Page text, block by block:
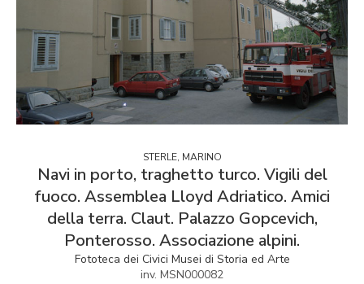
STERLE, MARINO
Navi in porto, traghetto turco. Vigili del
fuoco. Assemblea Lloyd Adriatico. Amici
della terra. Claut. Palazzo Gopcevich,
Ponterosso. Associazione alpini.
Fototeca dei Civici Musei di Storia ed Arte
inv. MSN000082